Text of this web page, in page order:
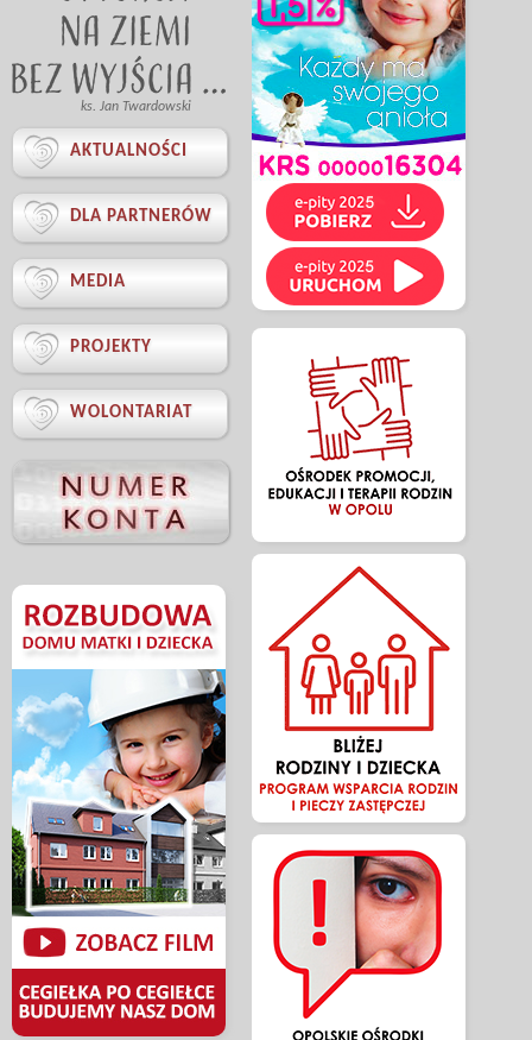
ks. Jan Twardowski
 AKTUALNOŚCI
 DLA PARTNERÓW
 MEDIA
 PROJEKTY
 WOLONTARIAT